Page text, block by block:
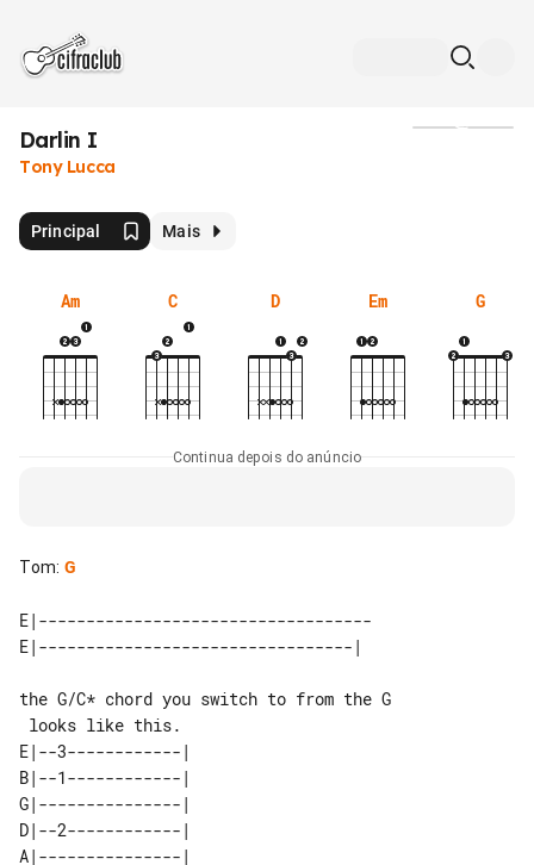
Darlin I
Tony Lucca
Principal Mais
Am C D Em G
Continua depois do anúncio
Tom: G
E|-----------------------------------
the G/C* chord you switch to from the G
E|--3------------|
B|--1------------|
G|---------------|
D|--2------------|
A|---------------|